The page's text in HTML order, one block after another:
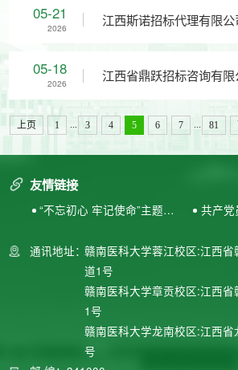
（病理组织）无害化处理
05-21
2026 江西斯诺招标代理有限公
于赣南医科大学印刷服务
申请人遴选项目(采购编
JXSN2026-ZX-JX-
标公告
05-18
2026 江西省鼎跃招标咨询有限
关于赣南医科大学广告服
JXDY2026-FW-B0012-
比选公告
上页 1 3 4 5 6 7 81
友情链接
“不忘初心 牢记使命”主题教
共产党
通讯地址：赣南医科大学蓉江校区:江西
道1号
赣南医科大学章贡校区:江西
1号
赣南医科大学龙南校区:江西省
号